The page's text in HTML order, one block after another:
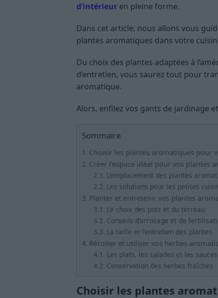
d’intérieur en pleine forme.
Dans cet article, nous allons vous
plantes aromatiques dans votre
Du choix des plantes adaptées à
d’entretien, vous saurez tout pour
aromatique.
Alors, enfilez vos gants de jardinage
Sommaire
Choisir les plantes aromatiques pour
Créer l’espace idéal pour vos plantes
L’emplacement des plantes
Les solutions pour les petites
Planter et entretenir vos plantes
Le choix des pots et du terreau
Conseils d’arrosage et de
La taille et l’entretien des plantes
Récolter et utiliser vos herbes
Les plats, les salades et les
Conservation des herbes fraîches
Choisir les plantes